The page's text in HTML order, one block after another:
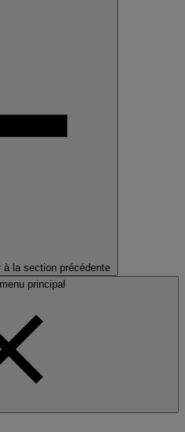
à la section précédente
principal